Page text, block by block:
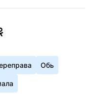
Обь